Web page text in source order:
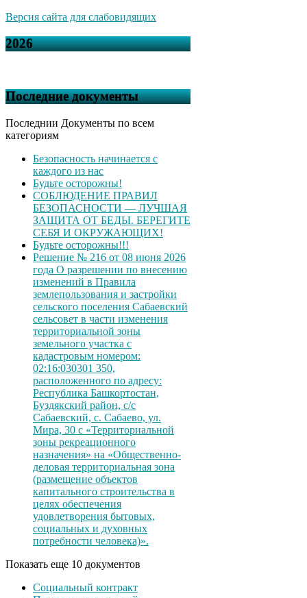
Версия сайта для слабовидящих
2026
Последние документы
Последнии Документы по всем
категориям
Безопасность начинается с
каждого из нас
Будьте осторожны!
СОБЛЮДЕНИЕ ПРАВИЛ
БЕЗОПАСНОСТИ — ЛУЧШАЯ
ЗАЩИТА ОТ БЕДЫ. БЕРЕГИТЕ
СЕБЯ И ОКРУЖАЮЩИХ!
Будьте осторожны!!!
Решение № 216 от 08 июня 2026
года О разрешении по внесению
изменений в Правила
землепользования и застройки
сельского поселения Сабаевский
сельсовет в части изменения
территориальной зоны
земельного участка с
кадастровым номером:
02:16:030301 350,
расположенного по адресу:
Республика Башкортостан,
Буздякский район, с/с
Сабаевский, с. Сабаево, ул.
Мира, 30 с «Территориальной
зоны рекреационного
назначения» на «Общественно-
деловая территориальная зона
(размещение объектов
капитального строительства в
целях обеспечения
удовлетворения бытовых,
социальных и духовных
потребности человека)».
Показать еще 10 документов
Социальный контракт